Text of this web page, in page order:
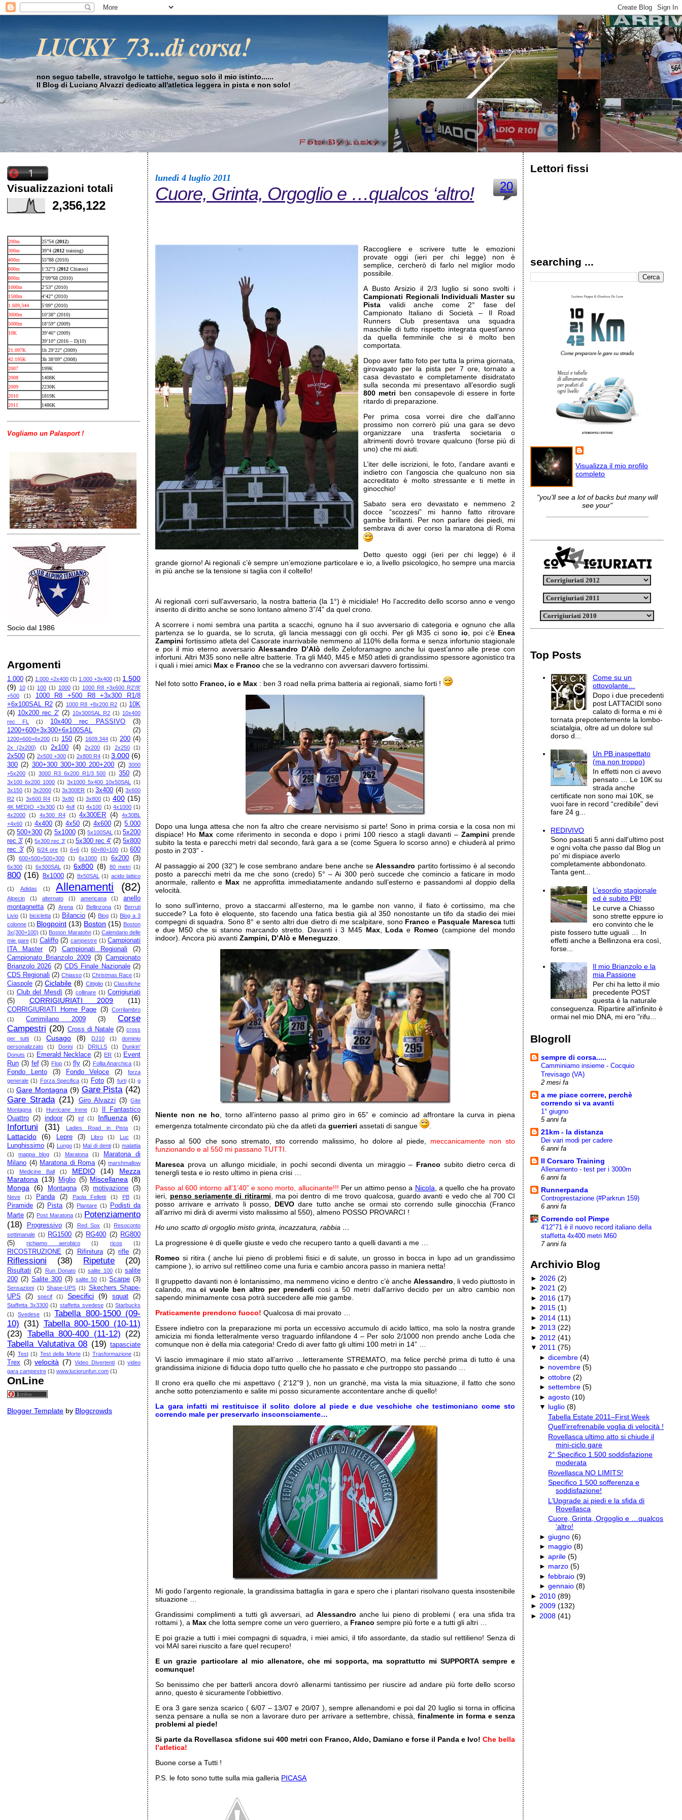
LUCKY_73...di corsa!
non seguo tabelle, stravolgo le tattiche, seguo solo il mio istinto......
Il Blog di Luciano Alvazzi dedicato all'atletica leggera in pista e non solo!
Visualizzazioni totali
2,356,122
200m 25”54 (2012)
300m
39”4 (2012 training)
400m
55”88 (2010)
600m
1’32”3 (2012 Chiasso)
800m
2’09”68 (2010)
1000m
2’53” (2010)
1500m
4’42” (2010)
1.609,344
5’09” (2010)
3000m
10’38” (2010)
5000m
18’59” (2009)
10K
39’46” (2009)
39’10” (2016 – Dj10)
21.097K
1h 29’22” (2009)
42.195K
3h 38’09” (2008)
2007
199K
2008
1408K
2009
2230K
2010
1819K
2011
1486K
Vogliamo un Palasport !
Socio dal 1986
Argomenti
1.000 (2) 1.000 +2x400 (1) 1.000 +3x400 (1) 1.500
(9)
10 (1) 100 (1) 1000 (1) 1000 R8 +3x600 R2'/8'
+500
(1)
1000 R8 +500 R8 +3x300 R1/8
+6x100SAL R2 (2) 1000 R8 +8x200 R2 (1) 10K
(4) 10x200 rec 2' (2) 10x300SAL R2 (1) 10x400
rec FL
(1) 10x400 rec PASSIVO
(3)
1200+600+3x300+6x100SAL
(2)
1200+600+6x200 (1) 150 (2) 1609.344 (1) 200 (4)
2x (2x200) (1) 2x100 (4) 2x200 (1) 2x250 (1)
2x500 (2) 2x500 +300 (1) 2x800 R4 (1) 3.000 (6)
300 (2) 300+300 300+300 200+200 (2) 3000
+5x200 (1) 3000 R3 6x200 R1/3 500 (1) 350 (2)
3x100 6x200 1000 (1) 3x1000 5x400 10x50SAL
(1)
3x150 (1) 3x2000 (1) 3x300ER (1) 3x400 (4) 3x600
R2 (1) 3x600 R4 (1) 3x80 (1) 3x800 (1) 400 (15)
4K MEDIO +3x300 (1) 4slf (1) 4x100 (1) 4x1000 (1)
4x2000 (1) 4x300 R4 (1) 4x300ER (4)
4x30BL
+4x60 (1) 4x400 (3) 4x50 (2) 4x600 (2) 5.000
(2) 500+300 (2) 5x1000 (3) 5x100SAL (1) 5x200
rec 3' (4) 5x300 rec 3' (1) 5x300 rec 4' (2) 5x800
rec 3' (5) 6/24 ore (1) 6+6 (1) 60+80+100 (1) 600
(3)
600+500+500+300 (1) 6x1000 (1) 6x200 (3)
6x300 (1) 6x300SAL (1) 6x800 (8) 80 metri (1)
800 (16) 8x1000 (2) 8x50SAL (1) acido lattico
(1) Adidas (1) Allenamenti (82)
Alpecin (1) alternato (1) americana (1)
anello
montagnetta (2) Arena (1) Bellinzona (1)
Berruti
Livio (1) bicicletta (1) Bilancio (4) Blog (1) Blog a 3
colonne (1) Blogpoint (13) Boston (15) Boston
3x(300+100) (1) Boston Maratohn (1) Calendario delle
mie gare (1) Califfo (2) campestre (1) Campionati
ITA Master
(2) Campionati Regionali
(2)
Campionato Brianzolo 2009 (3) Campionato
Brianzolo 2026 (2) CDS Finale Nazionale (2)
CDS Regionali (2) Chiasso (1) Christmas Race (1)
Ciaspole (2) Ciclabile (8) Cittiglio (1) Classifiche
(1) Club del Mesdì (3) collinare (1) Corrigiuriati
(5)
CORRIGIURIATI 2009 (11)
CORRIGIURIATI Home Page (3)
Corrilambro
(1)
Corrimilano 2009 (3)
Corse
Campestri (20) Cross di Natale (2) cross
per tutti
(1) Cusago (8) DJ10 (1)
dominio
personalizzato
(1) Dorini (1) DRILLS (1)
Dunkin'
Donuts (1) Emerald Necklace (2) ER (1) Event
Run (3) fef (3) Flop (1) fly (2) Follia Anarchica (1)
Fondo Lento (3) Fondo Veloce (2)
forza
generale (1) Forza Specifica (1) Foto (3) furti (1) g
(1) Gare Montagna (9) Gare Pista (42)
Gare Strada (21) Giro Alvazzi (3)
Gite
Montagna
(1) Hurricane Irene (1)
Il Fantastico
Quattro (2) indoor (2) inf (1) Influenza (6)
Infortuni (31) Ladies Road in Pista (1)
Lattacido (6) Lepre (3) Libro (1) Luc (1)
Lunghissimo (4) Lungo (1) Mal di denti (1) malattia
(1)
mappa blog (1) Maratona (1)
Maratona di
Milano (4) Maratona di Roma (4) marshmallow
(1)
Medicine Ball (1) MEDIO (14)
Mezza
Maratona (13) Miglio (5) Miscellanea (8)
Monga
(6) Montagna (3) motivazione (3)
Neve (1) Panda (2) Paola Felletti (1) PB (1)
Piramide (2) Pista (3) Plantare (1)
Podisti da
Marte (2) Post Maratona (1) Potenziamento
(18)
Progressivo (3) Red Sox (1)
Resoconto
settimanale (1) RG1500 (2) RG400 (2) RG800
(5)
richiamo aerobico (1) ricos (1)
RICOSTRUZIONE (2) Rifinitura (2) rifle (2)
Riflessioni (38) Ripetute (20)
Risultati (2) Run Donato (1) salite 100 (1) salite
200 (2) Salite 300 (3) salite 50 (1) Scarpe (3)
Sensazioni (1) Shape-UPS (1) Skechers Shape-
UPS
(2) specif (1) Specifici (9) squat (2)
Staffetta 3x3300 (1) staffetta svedese (1) Starbucks
(1)
Svedese (1)
Tabella 800-1500 (09-
10) (31) Tabella 800-1500 (10-11)
(23) Tabella 800-400 (11-12) (22)
Tabella Valutativa 08 (19) tapasciate
(4) Test (1) Test della Morte (1) Trasformazione (1)
Trex (3) velocità (7) Video Divertenti (1) video
gara campestre (1) www.luciorunfun.com (1)
OnLine
Blogger Template by Blogcrowds
lunedì 4 luglio 2011
20
Cuore, Grinta, Orgoglio e …qualcos ‘altro!
Raccogliere e scrivere tutte le emozioni
provate oggi (ieri per chi legge) non è
semplice, cercherò di farlo nel miglior modo
possibile.
A Busto Arsizio il 2/3 luglio si sono svolti i
Campionati Regionali Individuali Master su
Pista validi anche come 2° fase del
Campionato Italiano di Società – Il Road
Runners Club presentava una squadra
maschile di tutto rispetto integrata quest’anno
da quella femminile che si è molto ben
comportata.
Dopo aver fatto foto per tutta la prima giornata,
girovagato per la pista per 7 ore, tornato a
casa devastato e completamente disidratato
sulla seconda mi presentavo all’esordio sugli
800 metri ben consapevole di essere in forte
ritardo di preparazione.
Per prima cosa vorrei dire che dall’anno
prossimo non correrò più una gara se devo
organizzare una trasferta societaria o
altrimenti dovrò trovare qualcuno (forse più di
uno) che mi aiuti.
L’iter delle iscrizioni, le foto, l’andare avanti e
indietro con l’angoscia che qualcuno non sia
accreditato è molto stressante e ti mette in
ginocchio!
Sabato sera ero devastato e nemmeno 2
docce “scozzesi” mi hanno fatto ritrovare
gambe brillanti. Per non parlare dei piedi, mi
sembrava di aver corso la maratona di Roma
Detto questo oggi (ieri per chi legge) è il
grande giorno! Ai regionali c’è sempre un’emozione particolare e io, a livello psicologico, ho sempre una marcia
in più anche se la tensione si taglia con il coltello!
Ai regionali corri sull’avversario, la nostra batteria (la 1°) è micidiale! Ho l’accredito dello scorso anno e vengo
inserito di diritto anche se sono lontano almeno 3”/4” da quel crono.
A scorrere i nomi sembra una partita a scacchi, ognuno ha il suo avversario di categoria e ognuno che alla
partenza se lo guarda, se lo scruta, gli lancia messaggi con gli occhi. Per gli M35 ci sono io , poi c’è Enea
Zampini fortissimo atleta del Casorate inarrivabile nemmeno al 110% della forma e senza infortunio stagionale
e poi il mio eterno avversarioAlessandro D’Alò dello Zeloforamagno anche lui quest’anno alle prese con
infortuni. Altri M35 sono nelle altre batterie. Tra gli M40, M45 e M50 atleti di grandissimo spessore agonistico tra
i quali i miei amici Max e Franco che se la vedranno con avversari davvero fortissimi.
Nel foto sotto Franco, io e Max : ben 3 road nella prima batteria ai regionali, siamo forti !
Dopo una lunga attesa che non fa altro che creare nervisismo si parte! Sono in prima corsia e la cosa non mi
dispiace! Ho Max come riferimento in seconda e dopo i primi 100 riesco a stagli davanti –Zampini prende
subito la testa e parecchi metri dal secondo, farà gara a se (come Sguera lo scorso anno) e chiuderà al primo
posto in 2’03” -
Al passaggio ai 200 (32”) le cose sembrano andare bene anche seAlessandro partito fortissimo è al secondo
posto a parecchi metri da me che sono (credo) 5° – Ai 300 però succede che comincio a faticare in modo
anormale, rallento e Max ne approfitta immediatamente andando sull’esterno e passandomi al doppio della
velocità.
Io sono sull’interno, provo a staccarmi all’esterno, ma le gambe non vanno, il fiato è cortissimo, ma che
succede? La foto è eloquente, sto facendo una fatica bestia già al 350 nonostante un tifo da stadio dei miei
compegni di squadra. Sono 8° e sento altri due dietro di me scalpitare, sono Franco e Pasquale Marescatutti
e due M50 che si stanno marcando stretto. Davanti i 3 M45 Max, Loda e Romeo (campione del mondo
indoor). Ancora più avantiZampini, D’Alò e Meneguzzo
Niente non ne ho , torno all’interno passo al primo giro in 65” e comincio ad affrontare la curva in piena
emergenza totalmente circondato più che da atleti daguerrieriassetati di sangue
Passo al 500 che sono stremato, sto correndo malissimo, ho dolore al piede, meccanicamente non sto
funzionando e al 550 mi passano TUTTI.
Maresca prova un allungo micidiale, in pochi secondi diventa un miraggio – Franco subito dietro cerca di
tenergli testa e io resto ultimo in piena crisi …
Passo al 600 intorno all’1’40” e sono morto, allucinante!!! Per un attimo penso a Nicola , a quello che ha provato
ieri, penso seriamente di ritirarmi , ma poi dentro di me trovo qualcosa, guardo avanti e vedo che al 700 CI
posso arrivare e arrivato li posso, DEVO dare tutto anche se ormai sto correndo sulle ginocchia (Franco
all’arrivo mi dirà di avermi visto malissimo al 550), almeno POSSO PROVARCI !
Ho uno scatto di orgoglio misto grinta, incazzatura, rabbia …
La progressione è di quelle giuste e vedo che recupero tanto a quelli davanti a me …
Romeo si ritira ( anche lui pieno di problemi fisici e di salute, un grosso in bocca in lupo ad un grandissimo
campione ), io arrivo sul rettilineo come una furia e cambio ancora passo in maniera netta!
Il gruppetto davanti non è lontanissimo, ma nemmeno vicino e dentro c’è anche Alessandro , li vedo piuttosto in
calando, maci vuole ben altro per prenderli così a 50 metri dall’arrivo decido per un altro cambio non
sapendo minimamente cosa potrà succedere alle mie gambe.
Praticamente prendono fuoco! Qualcosa di mai provato …
Essere indietro con la preparazione mi porta un eccessivo accumulo di acido lattico, ma solo la nostra grande
amicizia mi fionda letteralmente verso traguardo infilandone 4 – Per solo 2/1000 non prendo anche Loda che
comunque non è della mia categoria! Credo di aver fatto gli ultimi 100 metri in 14” …
Vi lascio immaginare il mio stato all’arrivo …letteramente STREMATO, ma felice perchè prima di tutto è una
grandissima inizione di fiducia dopo tutto quello che ho passato e che purtroppo sto passando …
Il crono era quello che mi aspettavo ( 2’12”9 ), non un granchè, ma vista la mia situazione, il fatto che sono
anche sotto potenziamento e salite mi posso sicuramente accontentare anche di quello!
La gara infatti mi restituisce il solito dolore al piede e due veschiche che testimoniano come sto
correndo male per preservarlo insconsciamente…
Mi godo l’argento regionale, la grandissima battaglia in gara e spero che i plantari risolvano questa insostenibile
situazione …
Grandissimi complimenti a tutti gli avversari, ad Alessandro anche lui pieno di problemi ( era una sfida tra
rottami ), a Max che lotta sempre come un vero guerriero, a Franco sempre più forte e a tutti gli altri …
E poi grazie a tutti i miei compagni di squadra, i miei amici, il tifo assordante, da stadio sul rettilieno! Senza di
voi MAI sarei riuscito a fare quel recupero!
E un grazie particolare al mio allenatore, che mi sopporta, ma soprattutto mi SUPPORTA sempre e
comunque!
So benissimo che per batterli ancora dovrò allenarmi tantissimo per riuscire ad andare più forte dello scorso
anno, questo è sicuramente l’obbiettivo.
E ora 3 gare senza scarico ( 6/07 – 13/07 e 20/07 ), sempre allenandomi e poi dal 20 luglio si torna in officina
senza pensare a nulla se non a lavorare duro per arrivare a settembre, chissà, finalmente in forma e senza
problemi al piede!
Si parte da Rovellasca sfidone sui 400 metri con Franco, Aldo, Damiano e forse il Panda e Ivo! Che bella
l’atletica!
Buone corse a Tutti !
P.S. le foto sono tutte sulla mia galleria PICASA
Lettori fissi
searching ...
Visualizza il mio profilo
completo
"you'll see a lot of backs but many will
see your"
Top Posts
Come su un
ottovolante…
Dopo i due precedenti
post LATTACIDI sono
calato di forma e mi è
tornata prepotentemente la lombo-
sciatalgia, oltre ad un dolore sul
dorso d...
Un PB inaspettato
(ma non troppo)
In effetti non ci avevo
pensato … Le 10K su
strada anche
certificate non sono mai 10K, se
vuoi fare in record “credibile” devi
fare 24 g...
REDIVIVO
Sono passati 5 anni dall'ultimo post
e ogni volta che passo dal Blog un
po' mi dispiace averlo
completamente abbondonato.
Tanta gent...
L’esordio stagionale
ed è subito PB!
Le curve a Chiasso
sono strette eppure io
ero convinto che le
piste fossero tutte uguali … In
effetti anche a Bellinzona era così,
forse...
Il mio Brianzolo e la
mia Passione
Per chi ha letto il mio
precedente POST
questa è la naturale
conseguenza. Ripartire all'infinito è
ormai nel mio DNA, mi ero "rifu...
Blogroll
sempre di corsa.....
Camminiamo insieme - Cocquio
Trevisago (VA)
2 mesi fa
a me piace correre, perchè
correndo si va avanti
1° giugno
5 anni fa
21km - la distanza
Dei vari modi per cadere
6 anni fa
Il Corsaro Training
Allenamento - test per i 3000m
6 anni fa
Runnerpanda
Controprestazione (#Parkrun 159)
6 anni fa
Correndo col Pimpe
4'12"71 è il nuovo record italiano della
staffetta 4x400 metri M60
7 anni fa
Archivio Blog
► 2026 (2)
►2021 (2)
► 2016 (17)
►2015 (1)
► 2014 (11)
►2013 (22)
► 2012 (41)
▼2011 (75)
►dicembre (4)
► novembre (5)
►ottobre (2)
►settembre (5)
►agosto (10)
▼ luglio (8)
Tabella Estate 2011–First Week
Quell'irrefrenabile voglia di velocità !
Rovellasca ultimo atto si chiude il
mini-ciclo gare
2° Specifico 1.500 soddisfazione
moderata
Rovellasca NO LIMITS!
Specifico 1.500 sofferenza e
soddisfazione!
L’Upgrade ai piedi e la sfida di
Rovellasca
Cuore, Grinta, Orgoglio e …qualcos
‘altro!
►giugno (6)
► maggio (8)
►aprile (5)
► marzo (5)
►febbraio (9)
►gennaio (8)
► 2010 (89)
►2009 (132)
► 2008 (41)